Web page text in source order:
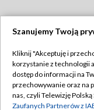
Abonament TVP
Emisja w TVP
Szanujemy Twoją
Kliknij "Akceptuję i
korzystanie z technologii
dostęp do informacji na
przechowywanie oraz na
nas, czyli Telewizję
Zaufanych Partnerów z